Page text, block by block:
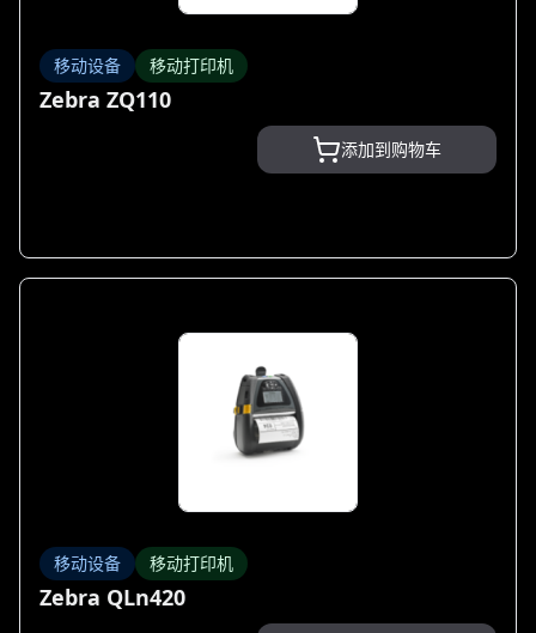
移动设备 移动打印机
Zebra ZQ110
添加到购物车
移动设备 移动打印机
Zebra QLn420